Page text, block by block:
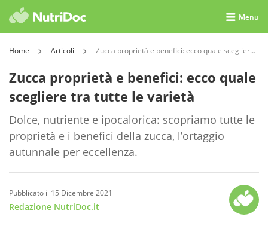
Menu
Home Articoli Zucca proprietà e benefici: ecco quale scegliere tra tutte le varietà
Zucca proprietà e benefici: ecco quale
scegliere tra tutte le varietà
Dolce, nutriente e ipocalorica: scopriamo tutte le
proprietà e i benefici della zucca, l’ortaggio
autunnale per eccellenza.
Pubblicato il 15 Dicembre 2021
Redazione NutriDoc.it